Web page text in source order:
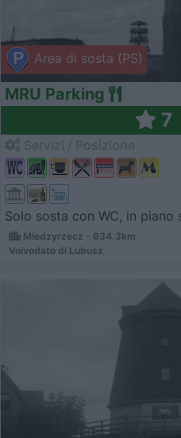
Area di sosta (PS)
MRU Parking
7
Solo sosta con WC, in
Miedzyrzecz - 634.3km
Voivodato di Lubusz